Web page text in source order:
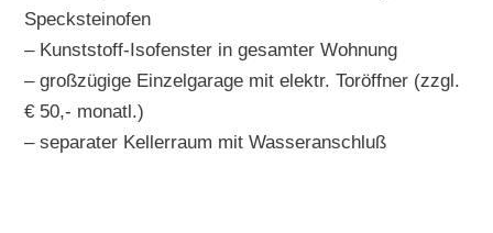
Specksteinofen
– Kunststoff-Isofenster in gesamter Wohnung
– großzügige Einzelgarage mit elektr. Toröffner (zzgl.
€ 50,- monatl.)
– separater Kellerraum mit Wasseranschluß